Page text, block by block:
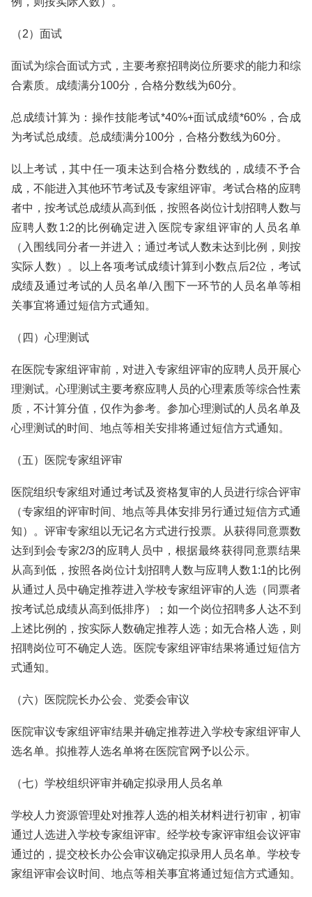
（2）面试
面试为综合面试方式，主要考察招聘岗位所要求的能力和综
合素质。成绩满分100分，合格分数线为60分。
总成绩计算为：操作技能考试*40%+面试成绩*60%，合成
为考试总成绩。总成绩满分100分，合格分数线为60分。
以上考试，其中任一项未达到合格分数线的，成绩不予合
成，不能进入其他环节考试及专家组评审。考试合格的应聘
者中，按考试总成绩从高到低，按照各岗位计划招聘人数与
应聘人数1:2的比例确定进入医院专家组评审的人员名单
（入围线同分者一并进入；通过考试人数未达到比例，则按
实际人数）。以上各项考试成绩计算到小数点后2位，考试
成绩及通过考试的人员名单/入围下一环节的人员名单等相
关事宜将通过短信方式通知。
（四）心理测试
在医院专家组评审前，对进入专家组评审的应聘人员开展心
理测试。心理测试主要考察应聘人员的心理素质等综合性素
质，不计算分值，仅作为参考。参加心理测试的人员名单及
心理测试的时间、地点等相关安排将通过短信方式通知。
（五）医院专家组评审
医院组织专家组对通过考试及资格复审的人员进行综合评审
（专家组的评审时间、地点等具体安排另行通过短信方式通
知）。评审专家组以无记名方式进行投票。从获得同意票数
达到到会专家2/3的应聘人员中，根据最终获得同意票结果
从高到低，按照各岗位计划招聘人数与应聘人数1:1的比例
从通过人员中确定推荐进入学校专家组评审的人选（同票者
按考试总成绩从高到低排序）；如一个岗位招聘多人达不到
上述比例的，按实际人数确定推荐人选；如无合格人选，则
招聘岗位可不确定人选。医院专家组评审结果将通过短信方
式通知。
（六）医院院长办公会、党委会审议
医院审议专家组评审结果并确定推荐进入学校专家组评审人
选名单。拟推荐人选名单将在医院官网予以公示。
（七）学校组织评审并确定拟录用人员名单
学校人力资源管理处对推荐人选的相关材料进行初审，初审
通过人选进入学校专家组评审。经学校专家评审组会议评审
通过的，提交校长办公会审议确定拟录用人员名单。学校专
家组评审会议时间、地点等相关事宜将通过短信方式通知。